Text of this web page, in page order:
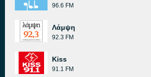
96.6 FM
Λάμψη
92.3 FM
Kiss
91.1 FM